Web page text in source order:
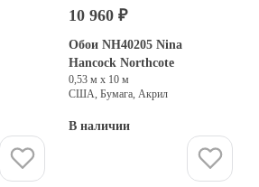
10 960 ₽
Обои NH40205 Nina
Hancock Northcote
0,53 м х 10 м
США, Бумага, Акрил
В наличии